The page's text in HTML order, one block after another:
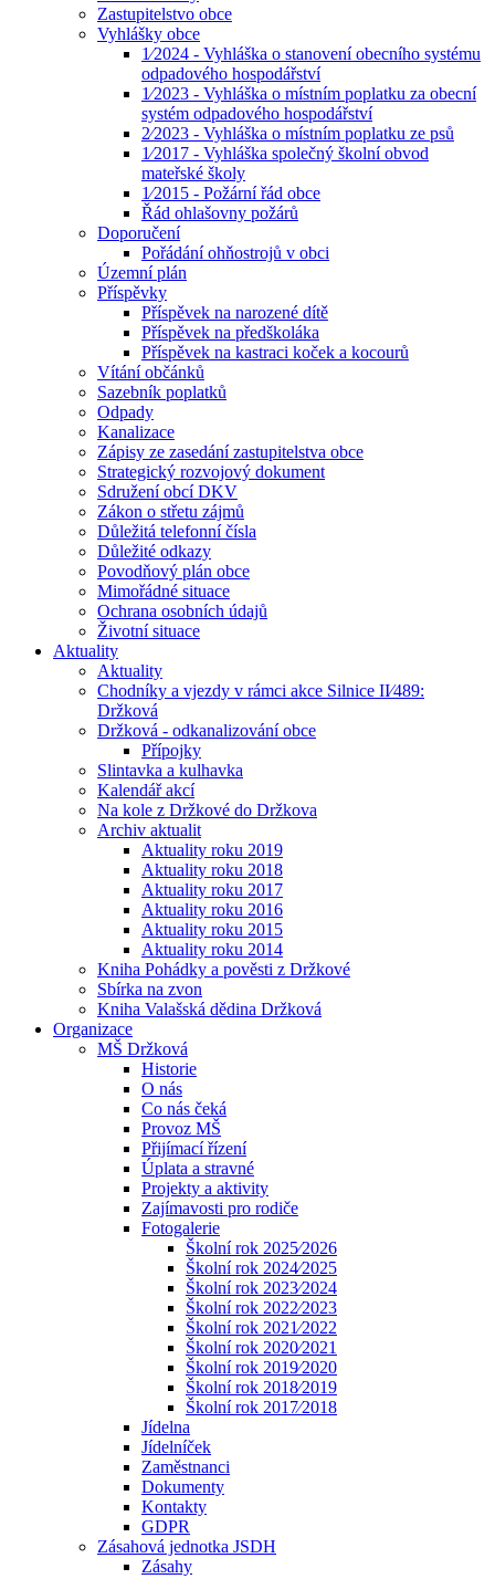
Zastupitelstvo obce
Vyhlášky obce
1⁄2024 - Vyhláška o stanovení obecního systému
odpadového hospodářství
1⁄2023 - Vyhláška o místním poplatku za obecní
systém odpadového hospodářství
2⁄2023 - Vyhláška o místním poplatku ze psů
1⁄2017 - Vyhláška společný školní obvod
mateřské školy
1⁄2015 - Požární řád obce
Řád ohlašovny požárů
Doporučení
Pořádání ohňostrojů v obci
Územní plán
Příspěvky
Příspěvek na narozené dítě
Příspěvek na předškoláka
Příspěvek na kastraci koček a kocourů
Vítání občánků
Sazebník poplatků
Odpady
Kanalizace
Zápisy ze zasedání zastupitelstva obce
Strategický rozvojový dokument
Sdružení obcí DKV
Zákon o střetu zájmů
Důležitá telefonní čísla
Důležité odkazy
Povodňový plán obce
Mimořádné situace
Ochrana osobních údajů
Životní situace
Aktuality
Aktuality
Chodníky a vjezdy v rámci akce Silnice II⁄489:
Držková
Držková - odkanalizování obce
Přípojky
Slintavka a kulhavka
Kalendář akcí
Na kole z Držkové do Držkova
Archiv aktualit
Aktuality roku 2019
Aktuality roku 2018
Aktuality roku 2017
Aktuality roku 2016
Aktuality roku 2015
Aktuality roku 2014
Kniha Pohádky a pověsti z Držkové
Sbírka na zvon
Kniha Valašská dědina Držková
Organizace
MŠ Držková
Historie
O nás
Co nás čeká
Provoz MŠ
Přijímací řízení
Úplata a stravné
Projekty a aktivity
Zajímavosti pro rodiče
Fotogalerie
Školní rok 2025⁄2026
Školní rok 2024⁄2025
Školní rok 2023⁄2024
Školní rok 2022⁄2023
Školní rok 2021⁄2022
Školní rok 2020⁄2021
Školní rok 2019⁄2020
Školní rok 2018⁄2019
Školní rok 2017⁄2018
Jídelna
Jídelníček
Zaměstnanci
Dokumenty
Kontakty
GDPR
Zásahová jednotka JSDH
Zásahy